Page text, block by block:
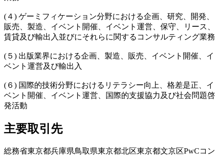
(４) ゲーミフィケーション分野における企画、研究、開発、
販売、製造、イベント開催、イベント運営、保守、リース、
賃貸及び輸出⼊並びにそれらに関するコンサルティング業務
(５) 出版業界における企画、製造、販売、イベント開催、イ
ベント運営及び輸出⼊
(６) 国際的技術分野におけるリテラシー向上、格差是正、イ
ベント開催、イベント運営、国際的⽀援協⼒及び社会問題啓
発活動
主要取引先
総務省東京都兵庫県鳥取県東京都北区東京都文京区PwCコン